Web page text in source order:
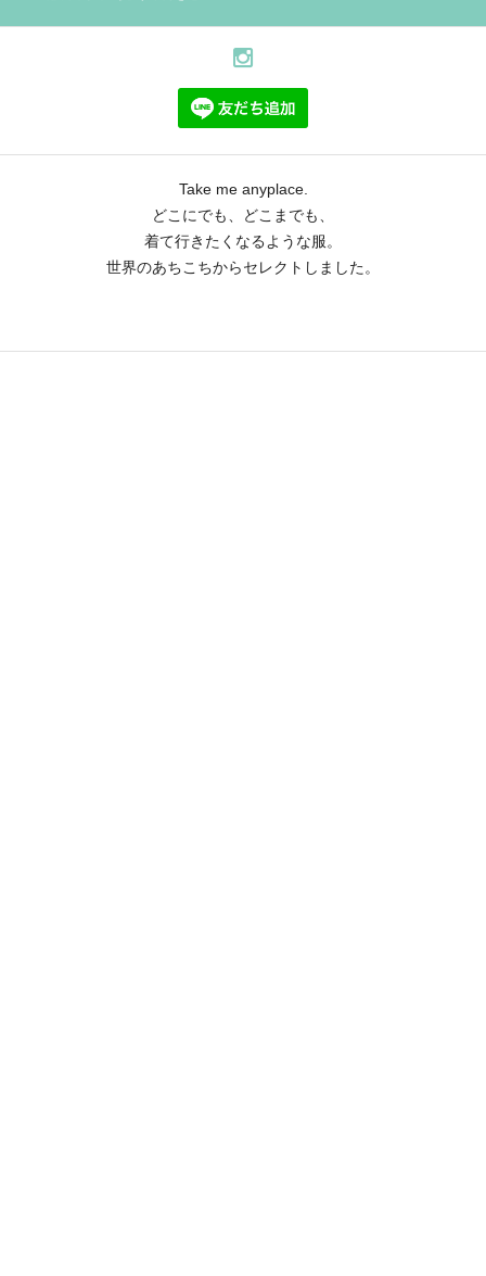
Take me anyplace.
どこにでも、どこまでも、
着て行きたくなるような服。
世界のあちこちからセレクトしました。